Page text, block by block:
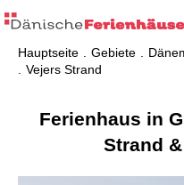
Hauptseite Gebiete
Vejers Strand
Ferienhaus in
Strand